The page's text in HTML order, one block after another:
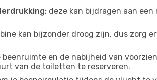
deze kan bijdragen aan
kan bijzonder droog zijn, dus zorg
beenruimte en de nabijheid van
van de toiletten te reserveren.